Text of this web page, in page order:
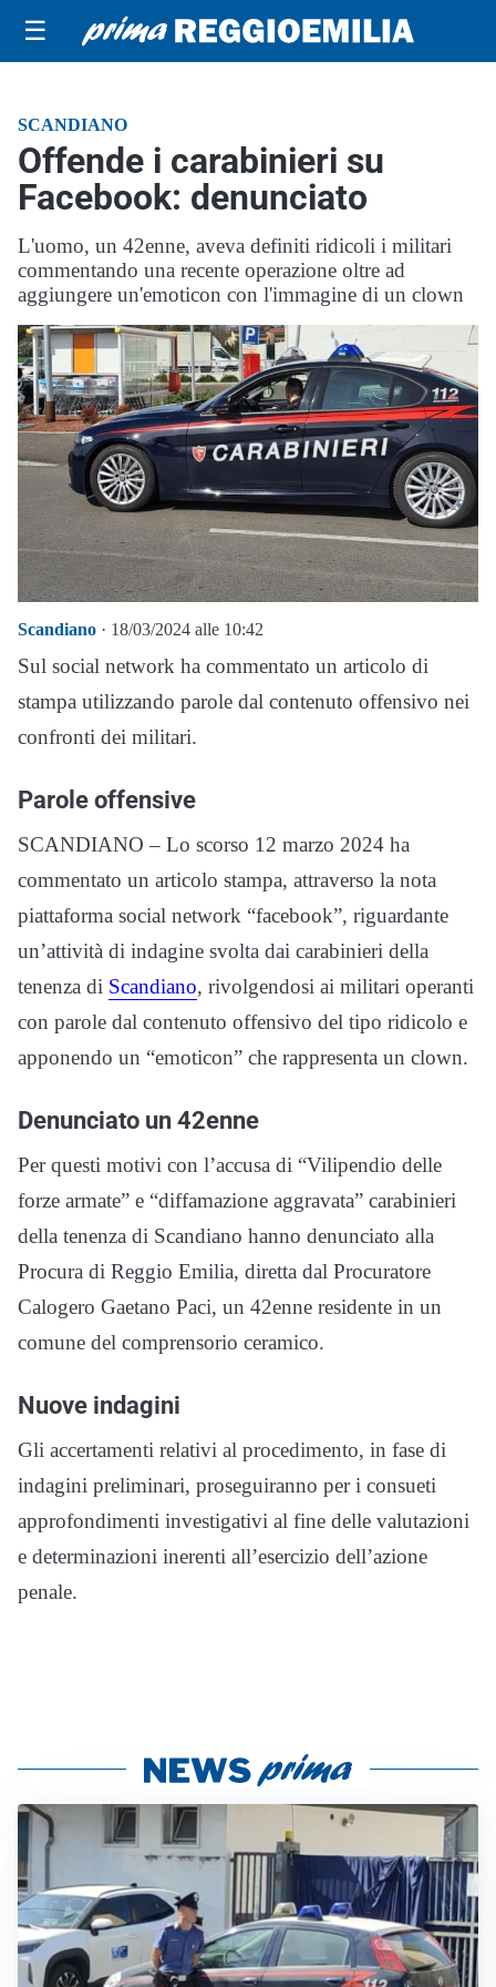
☰
SCANDIANO
Offende i carabinieri su
Facebook: denunciato
L'uomo, un 42enne, aveva definiti ridicoli i militari
commentando una recente operazione oltre ad
aggiungere un'emoticon con l'immagine di un clown
Scandiano · 18/03/2024 alle 10:42
Sul social network ha commentato un articolo di
stampa utilizzando parole dal contenuto offensivo nei
confronti dei militari.
Parole offensive
SCANDIANO – Lo scorso 12 marzo 2024 ha
commentato un articolo stampa, attraverso la nota
piattaforma social network “facebook”, riguardante
un’attività di indagine svolta dai carabinieri della
tenenza di Scandiano, rivolgendosi ai militari operanti
con parole dal contenuto offensivo del tipo ridicolo e
apponendo un “emoticon” che rappresenta un clown.
Denunciato un 42enne
Per questi motivi con l’accusa di “Vilipendio delle
forze armate” e “diffamazione aggravata” carabinieri
della tenenza di Scandiano hanno denunciato alla
Procura di Reggio Emilia, diretta dal Procuratore
Calogero Gaetano Paci, un 42enne residente in un
comune del comprensorio ceramico.
Nuove indagini
Gli accertamenti relativi al procedimento, in fase di
indagini preliminari, proseguiranno per i consueti
approfondimenti investigativi al fine delle valutazioni
e determinazioni inerenti all’esercizio dell’azione
penale.